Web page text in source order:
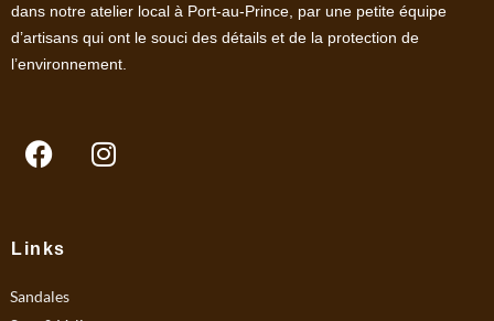
dans notre atelier local à Port-au-Prince, par une petite équipe
d’artisans qui ont le souci des détails et de la protection de
l’environnement.
F
a
b
o
I
n
Links
Sandales